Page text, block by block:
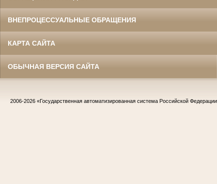
ВНЕПРОЦЕССУАЛЬНЫЕ ОБРАЩЕНИЯ
КАРТА САЙТА
ОБЫЧНАЯ ВЕРСИЯ САЙТА
2006-2026 «Государственная автоматизированная система Российской